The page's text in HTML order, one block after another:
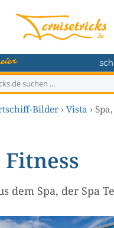
Bilder › Vista ›
Fitness
dem Spa, der Spa